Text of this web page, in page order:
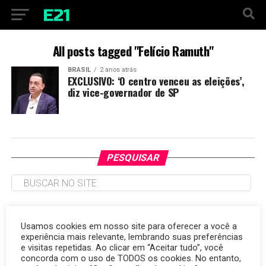
All posts tagged "Felício Ramuth"
BRASIL 2 anos atrás
EXCLUSIVO: ‘O centro venceu as eleições’,
diz vice-governador de SP
PESQUISAR
7 de outubro amizade argentina autismo Brasil Carlo Ancelotti
cibersegurança consumidor copa do mundo Corinthians
Cruzeiro desenvolvimento destaque Egito energia renovável
Usamos cookies em nosso site para oferecer a você a
experiência mais relevante, lembrando suas preferências
e visitas repetidas. Ao clicar em “Aceitar tudo”, você
concorda com o uso de TODOS os cookies. No entanto,